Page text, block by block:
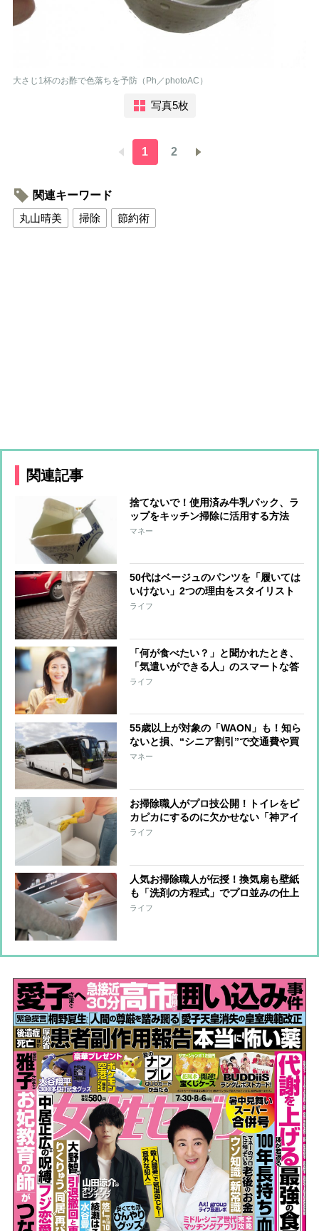
大さじ1杯のお酢で色落ちを予防（Ph／photoAC）
写真5枚
1 2
関連キーワード
丸山晴美
掃除 節約術
関連記事
捨てないで！使用済み牛乳パック、ラ
ップをキッチン掃除に活用する方法
マネー
50代はベージュのパンツを「履いては
いけない」2つの理由をスタイリスト
が解説
ライフ
「何が食べたい？」と聞かれたとき、
「気遣いができる人」のスマートな答
え方
ライフ
55歳以上が対象の「WAON」も！知ら
ないと損、“シニア割引”で交通費や買
い物がお得に
マネー
お掃除職人がプロ技公開！トイレをピ
カピカにするのに欠かせない「神アイ
テム」
ライフ
人気お掃除職人が伝授！換気扇も壁紙
も「洗剤の方程式」でプロ並みの仕上
がりに
ライフ